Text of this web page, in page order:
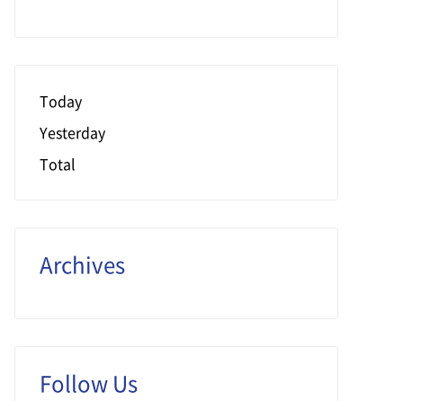
Today
Yesterday
Total
Archives
Follow Us